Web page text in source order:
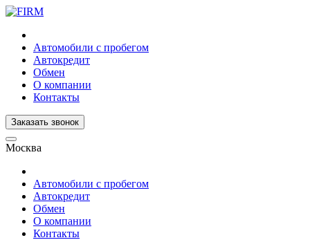
Автомобили с пробегом
Автокредит
Обмен
О компании
Контакты
Заказать звонок
Москва
Автомобили с пробегом
Автокредит
Обмен
О компании
Контакты